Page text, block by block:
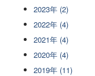
2023年 (2)
2022年 (4)
2021年 (4)
2020年 (4)
2019年 (11)